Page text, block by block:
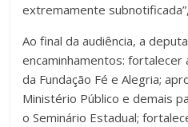
extremamente
Ao final da audiência, a
encaminhamentos: fortalecer
da Fundação Fé e Alegria;
Ministério Público e demais
o Seminário Estadual;